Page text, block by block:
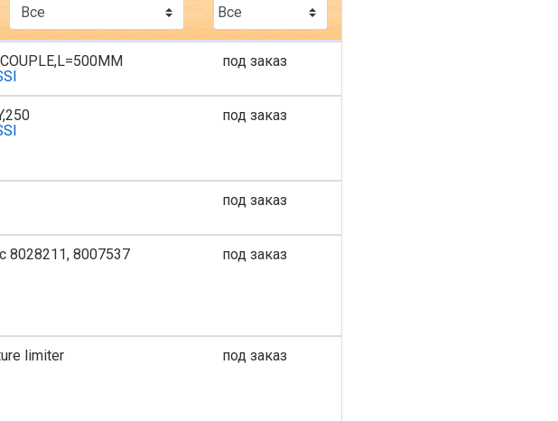
под заказ
под заказ
под заказ
8028211, 8007537
под заказ
limiter
под заказ